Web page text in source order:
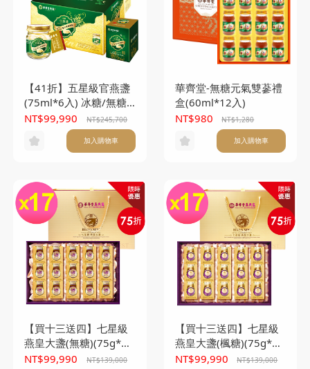
【41折】五星級官燕盞
(75ml*6入) 冰糖/無糖
任選105盒(本產品不附
NT$99,990 NT$245,700
加入購物車
華齊堂-無糖元氣雙蔘禮
盒(60ml*12入)
NT$980
NT$1,280
加入購物車
【買十三送四】七星級
燕皇大盞(無糖)(75g*15
入/盒) *17盒
NT$99,990 NT$139,000
【買十三送四】七星級
燕皇大盞(楓糖)(75g*15
入/盒) *17盒
NT$99,990 NT$139,000